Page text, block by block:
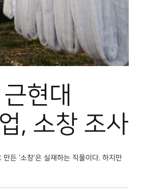
현대
, 소창 조사
든 ‘소창’은 실재하는 직물이다. 하지만